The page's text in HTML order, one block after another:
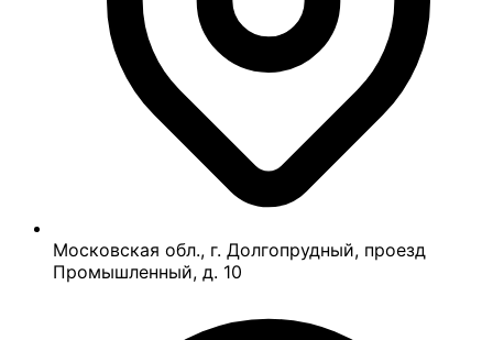
Московская обл., г. Долгопрудный, проезд
Промышленный, д. 10